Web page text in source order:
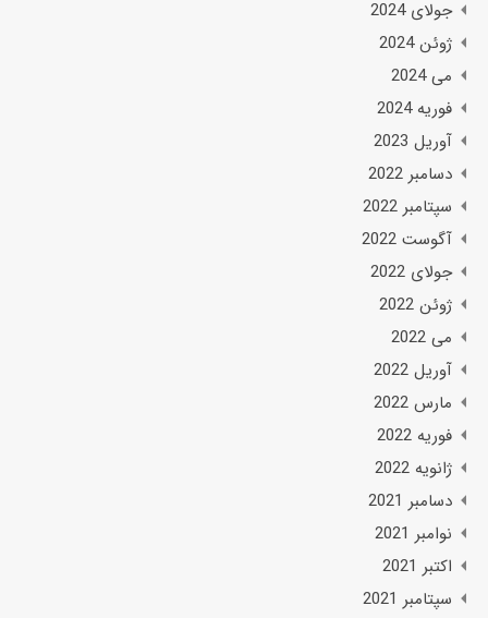
جولای 2024
ژوئن 2024
می 2024
فوریه 2024
آوریل 2023
دسامبر 2022
سپتامبر 2022
آگوست 2022
جولای 2022
ژوئن 2022
می 2022
آوریل 2022
مارس 2022
فوریه 2022
ژانویه 2022
دسامبر 2021
نوامبر 2021
اکتبر 2021
سپتامبر 2021